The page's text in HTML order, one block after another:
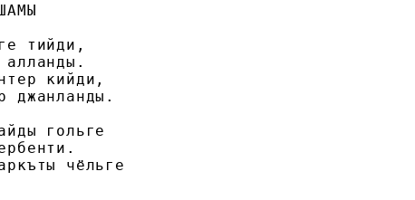
тийди,
алланды.
кийди,
джанланды.
гольге
чёльге